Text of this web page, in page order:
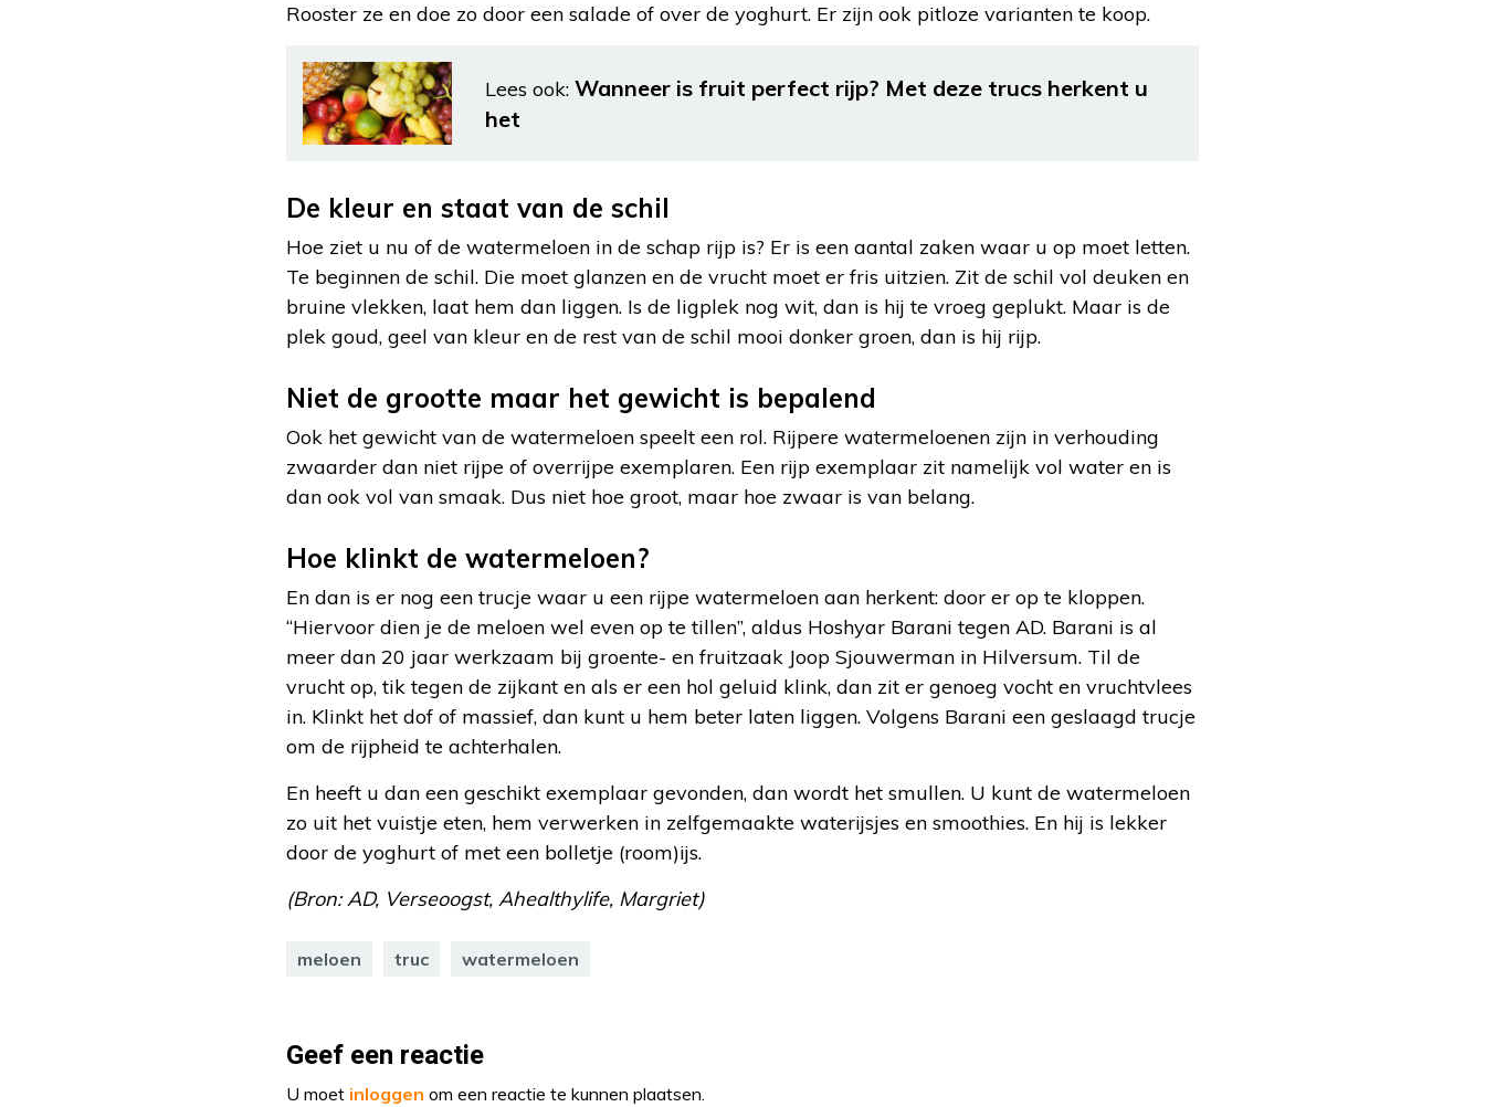
Rooster ze en doe zo door een salade of over de yoghurt. Er zijn ook pitloze varianten te koop.
Lees ook: Wanneer is fruit perfect rijp? Met deze trucs herkent u
het
De kleur en staat van de schil
Hoe ziet u nu of de watermeloen in de schap rijp is? Er is een aantal zaken waar u op moet letten.
Te beginnen de schil. Die moet glanzen en de vrucht moet er fris uitzien. Zit de schil vol deuken en
bruine vlekken, laat hem dan liggen. Is de ligplek nog wit, dan is hij te vroeg geplukt. Maar is de
plek goud, geel van kleur en de rest van de schil mooi donker groen, dan is hij rijp.
Niet de grootte maar het gewicht is bepalend
Ook het gewicht van de watermeloen speelt een rol. Rijpere watermeloenen zijn in verhouding
zwaarder dan niet rijpe of overrijpe exemplaren. Een rijp exemplaar zit namelijk vol water en is
dan ook vol van smaak. Dus niet hoe groot, maar hoe zwaar is van belang.
Hoe klinkt de watermeloen?
En dan is er nog een trucje waar u een rijpe watermeloen aan herkent: door er op te kloppen.
“Hiervoor dien je de meloen wel even op te tillen”, aldus Hoshyar Barani tegen AD. Barani is al
meer dan 20 jaar werkzaam bij groente- en fruitzaak Joop Sjouwerman in Hilversum. Til de
vrucht op, tik tegen de zijkant en als er een hol geluid klink, dan zit er genoeg vocht en vruchtvlees
in. Klinkt het dof of massief, dan kunt u hem beter laten liggen. Volgens Barani een geslaagd trucje
om de rijpheid te achterhalen.
En heeft u dan een geschikt exemplaar gevonden, dan wordt het smullen. U kunt de watermeloen
zo uit het vuistje eten, hem verwerken in zelfgemaakte waterijsjes en smoothies. En hij is lekker
door de yoghurt of met een bolletje (room)ijs.
(Bron: AD, Verseoogst, Ahealthylife, Margriet)
meloen truc watermeloen
Geef een reactie
U moet inloggen om een reactie te kunnen plaatsen.